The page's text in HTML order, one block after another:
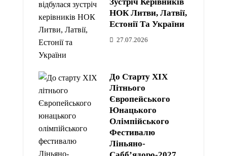
НОК Литви, Латвії,
Естонії Та України
27.07.2026
До Старту XIX
Літнього
Європейського
Юнацького
Олімпійського
Фестивалю
Ліньяно-